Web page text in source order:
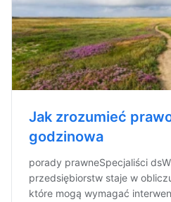
Jak zrozumieć
godzinowa
porady prawneSpecjaliści
przedsiębiorstw staje w
które mogą wymagać